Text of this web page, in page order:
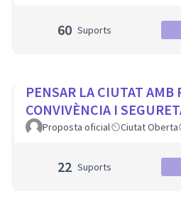
60 Suports
PENSAR LA CIUTAT AMB
CONVIVÈNCIA I
Proposta oficial Ciutat Oberta
22 Suports